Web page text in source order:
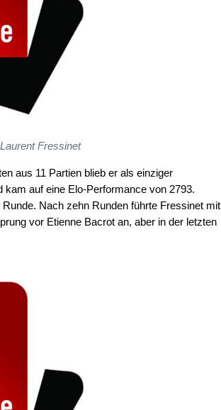
Fressinet
aus 11 Partien blieb er als einziger
auf eine Elo-Performance von 2793.
Nach zehn Runden führte Fressinet mit
vor Etienne Bacrot an, aber in der letzten